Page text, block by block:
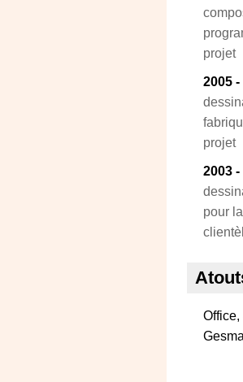
projet
2005 -
projet
2003 -
pour
Office,